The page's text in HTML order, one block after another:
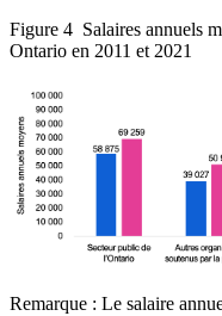
Figure 4 Salaires annuels
Ontario en 2011 et 2021
Remarque : Le salaire